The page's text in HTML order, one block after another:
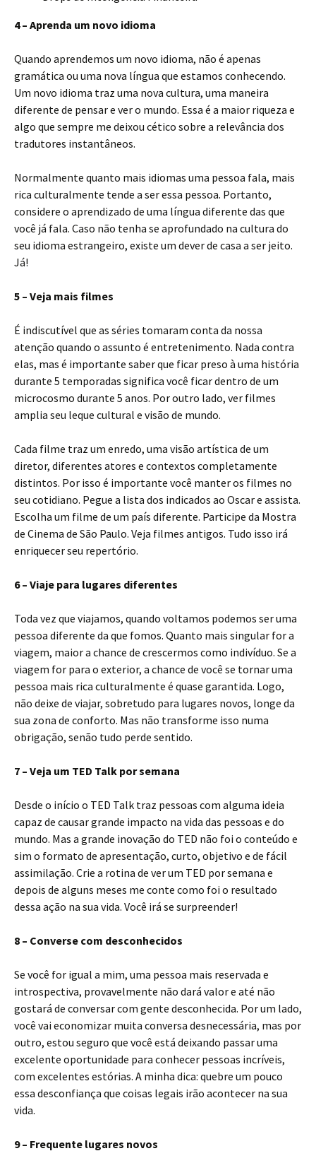
4 – Aprenda um novo idioma
Quando aprendemos um novo idioma, não é apenas
gramática ou uma nova língua que estamos conhecendo.
Um novo idioma traz uma nova cultura, uma maneira
diferente de pensar e ver o mundo. Essa é a maior riqueza e
algo que sempre me deixou cético sobre a relevância dos
tradutores instantâneos.
Normalmente quanto mais idiomas uma pessoa fala, mais
rica culturalmente tende a ser essa pessoa. Portanto,
considere o aprendizado de uma língua diferente das que
você já fala. Caso não tenha se aprofundado na cultura do
seu idioma estrangeiro, existe um dever de casa a ser jeito.
Já!
5 – Veja mais filmes
É indiscutível que as séries tomaram conta da nossa
atenção quando o assunto é entretenimento. Nada contra
elas, mas é importante saber que ficar preso à uma história
durante 5 temporadas significa você ficar dentro de um
microcosmo durante 5 anos. Por outro lado, ver filmes
amplia seu leque cultural e visão de mundo.
Cada filme traz um enredo, uma visão artística de um
diretor, diferentes atores e contextos completamente
distintos. Por isso é importante você manter os filmes no
seu cotidiano. Pegue a lista dos indicados ao Oscar e assista.
Escolha um filme de um país diferente. Participe da Mostra
de Cinema de São Paulo. Veja filmes antigos. Tudo isso irá
enriquecer seu repertório.
6 – Viaje para lugares diferentes
Toda vez que viajamos, quando voltamos podemos ser uma
pessoa diferente da que fomos. Quanto mais singular for a
viagem, maior a chance de crescermos como indivíduo. Se a
viagem for para o exterior, a chance de você se tornar uma
pessoa mais rica culturalmente é quase garantida. Logo,
não deixe de viajar, sobretudo para lugares novos, longe da
sua zona de conforto. Mas não transforme isso numa
obrigação, senão tudo perde sentido.
7 – Veja um TED Talk por semana
Desde o início o TED Talk traz pessoas com alguma ideia
capaz de causar grande impacto na vida das pessoas e do
mundo. Mas a grande inovação do TED não foi o conteúdo e
sim o formato de apresentação, curto, objetivo e de fácil
assimilação. Crie a rotina de ver um TED por semana e
depois de alguns meses me conte como foi o resultado
dessa ação na sua vida. Você irá se surpreender!
8 – Converse com desconhecidos
Se você for igual a mim, uma pessoa mais reservada e
introspectiva, provavelmente não dará valor e até não
gostará de conversar com gente desconhecida. Por um lado,
você vai economizar muita conversa desnecessária, mas por
outro, estou seguro que você está deixando passar uma
excelente oportunidade para conhecer pessoas incríveis,
com excelentes estórias. A minha dica: quebre um pouco
essa desconfiança que coisas legais irão acontecer na sua
vida.
9 – Frequente lugares novos